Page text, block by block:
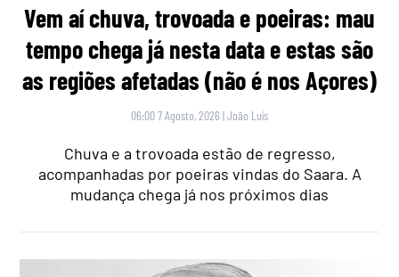
Vem aí chuva, trovoada e poeiras: mau
tempo chega já nesta data e estas são
as regiões afetadas (não é nos Açores)
06:00 7 Agosto, 2026 |João Luís
Chuva e a trovoada estão de regresso,
acompanhadas por poeiras vindas do Saara. A
mudança chega já nos próximos dias